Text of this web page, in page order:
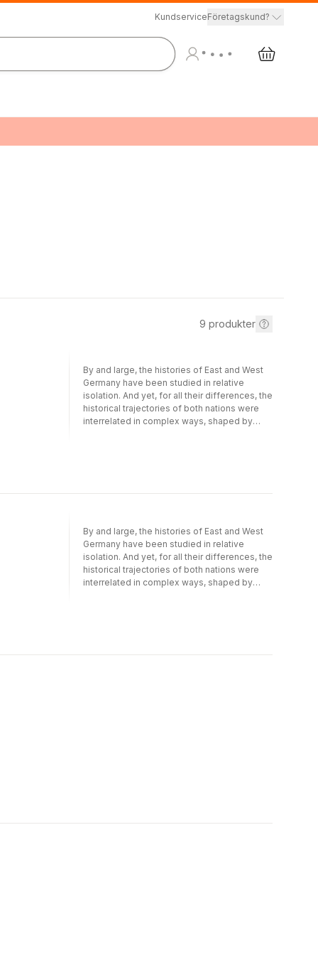
KundserviceFöretagskund?
9 produkter
By and large, the histories of East and West
Germany have been studied in relative
isolation. And yet, for all their differences, the
historical trajectories of both nations were
interrelated in complex ways, shaped by
specialists in social history, media,
education, the environment, and similar
topics to assemble a monumental account of
both nations from the crises of the 1970s to
—and beyond—the reunification era.
By and large, the histories of East and West
Germany have been studied in relative
isolation. And yet, for all their differences, the
historical trajectories of both nations were
interrelated in complex ways, shaped by